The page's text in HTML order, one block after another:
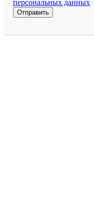
пустым.
персональных данных